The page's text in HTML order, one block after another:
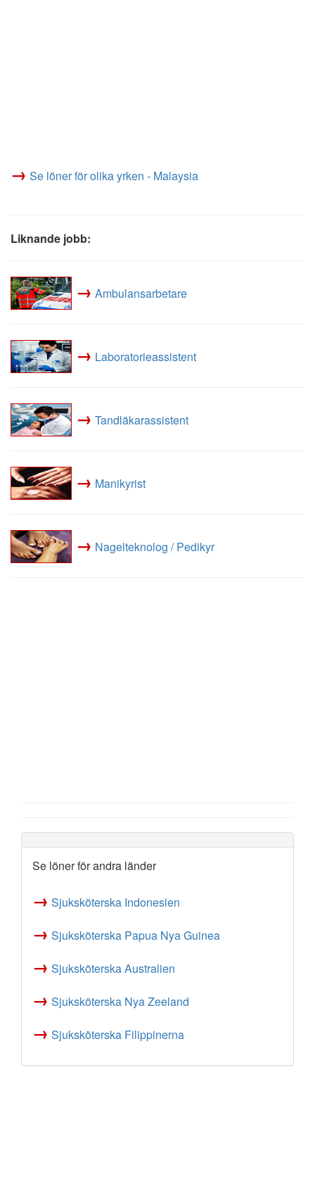
→ Se löner för olika yrken - Malaysia
Liknande jobb:
→ Ambulansarbetare
→ Laboratorieassistent
→ Tandläkarassistent
→ Manikyrist
→ Nagelteknolog / Pedikyr
Se löner för andra länder
→ Sjuksköterska Indonesien
→ Sjuksköterska Papua Nya Guinea
→ Sjuksköterska Australien
→ Sjuksköterska Nya Zeeland
→ Sjuksköterska Filippinerna